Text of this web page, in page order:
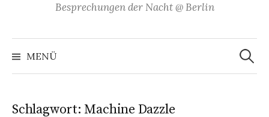
Besprechungen der Nacht @ Berlin
MENÜ
Suchen
nach:
Schlagwort: Machine Dazzle